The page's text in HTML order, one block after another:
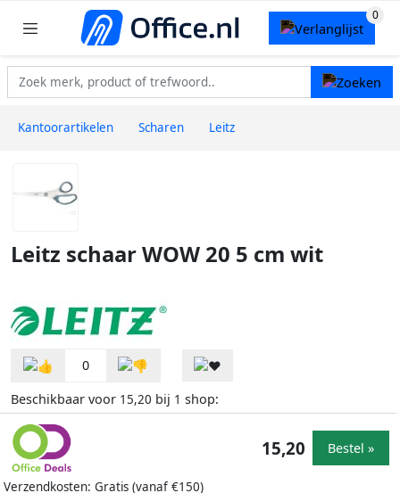
Kantoorartikelen Scharen Leitz
Leitz schaar WOW 20 5 cm wit
0
Beschikbaar voor 15,20 bij 1 shop:
Verzendkosten: Gratis (vanaf €150)
15,20 Bestel »